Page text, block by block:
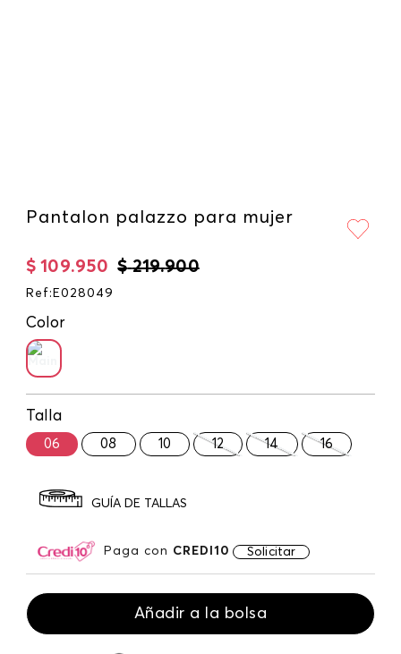
Pantalon palazzo para mujer
$ 219.900
$ 109.950
Ref : E028049
Color
Talla
06 08 10 12 14 16
GUÍA DE TALLAS
Paga con CREDI10 Solicitar
Añadir a la bolsa